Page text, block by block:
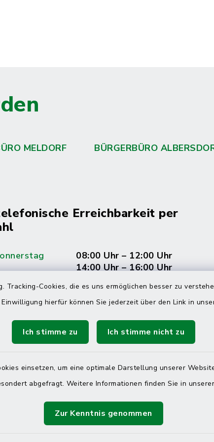
Cookies, die es uns ermöglichen besser zu
hierfür können Sie jederzeit über den Link in
Ich stimme zu Ich stimme nicht zu
einsetzen, um eine optimale Darstellung unserer
abgefragt. Weitere Informationen finden Sie in
Zur Kenntnis genommen
MELDORF BÜRGERBÜRO
Erreichbarkeit per
08:00 Uhr – 12:00 Uhr
14:00 Uhr – 16:00 Uhr
08:00 Uhr – 12:00 Uhr
dringendes Anliegen, finden aber online
Termin? Rufen Sie uns gerne unter der
04832 6065 0 an!